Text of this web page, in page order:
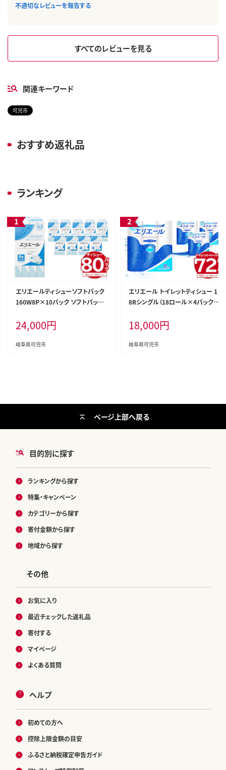
不適切なレビューを報告する
すべてのレビューを見る
関連キーワード
可児市
おすすめ返礼品
ランキング
エリエールティシューソフトパック
160W8P×10パック ソフトパック
し【0101-003】ソフトパック ティッ
シュ ティッシュペーパー 箱なし 日
用品 新生活 備蓄 防災 消耗品 生
24,000円
岐阜県可児市
エリエール トイレットティシュー 1
8Rシングル（18ロール×4パック）
-001】香り付き 55m巻 日用品 トイ
レ 新生活 備蓄 防災 消耗品 生活雑
貨 生活用品 ストック パルプ100％
18,000円
岐阜県可児市
目的別に探す
ランキングから探す
特集・キャンペーン
カテゴリーから探す
寄付金額から探す
地域から探す
その他
お気に入り
最近チェックした返礼品
寄付する
マイページ
よくある質問
ヘルプ
初めての方へ
控除上限金額の目安
ふるさと納税確定申告ガイド
ページ上部へ戻る